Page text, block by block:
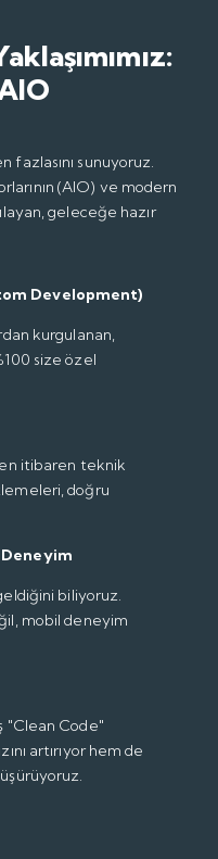
fazlasını sunuyoruz.
(AIO) ve modern
geleceğe hazır
Development)
kurgulanan,
size özel
itibaren teknik
doğru
biliyoruz.
mobil deneyim
"Clean Code"
artırıyor hem de